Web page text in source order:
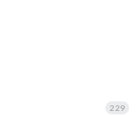
229